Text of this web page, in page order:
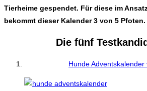
Tierheime gespendet. Für diese im
bekommt dieser Kalender 3 von 5 Pfoten.
Die fünf
Hunde Adventskalender